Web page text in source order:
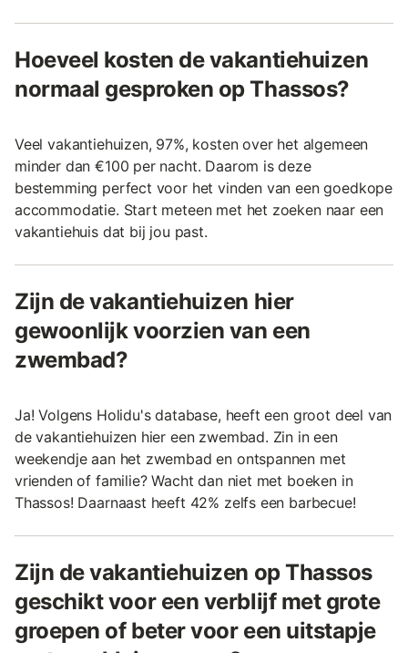
Hoeveel kosten de vakantiehuizen
normaal gesproken op Thassos?
Veel vakantiehuizen, 97%, kosten over het algemeen
minder dan €100 per nacht. Daarom is deze
bestemming perfect voor het vinden van een goedkope
accommodatie. Start meteen met het zoeken naar een
vakantiehuis dat bij jou past.
Zijn de vakantiehuizen hier
gewoonlijk voorzien van een
zwembad?
Ja! Volgens Holidu's database, heeft een groot deel van
de vakantiehuizen hier een zwembad. Zin in een
weekendje aan het zwembad en ontspannen met
vrienden of familie? Wacht dan niet met boeken in
Thassos! Daarnaast heeft 42% zelfs een barbecue!
Zijn de vakantiehuizen op Thassos
geschikt voor een verblijf met grote
groepen of beter voor een uitstapje